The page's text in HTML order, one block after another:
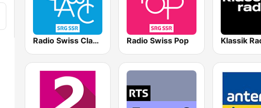
Radio Swiss Classic IT Radio Swiss Pop